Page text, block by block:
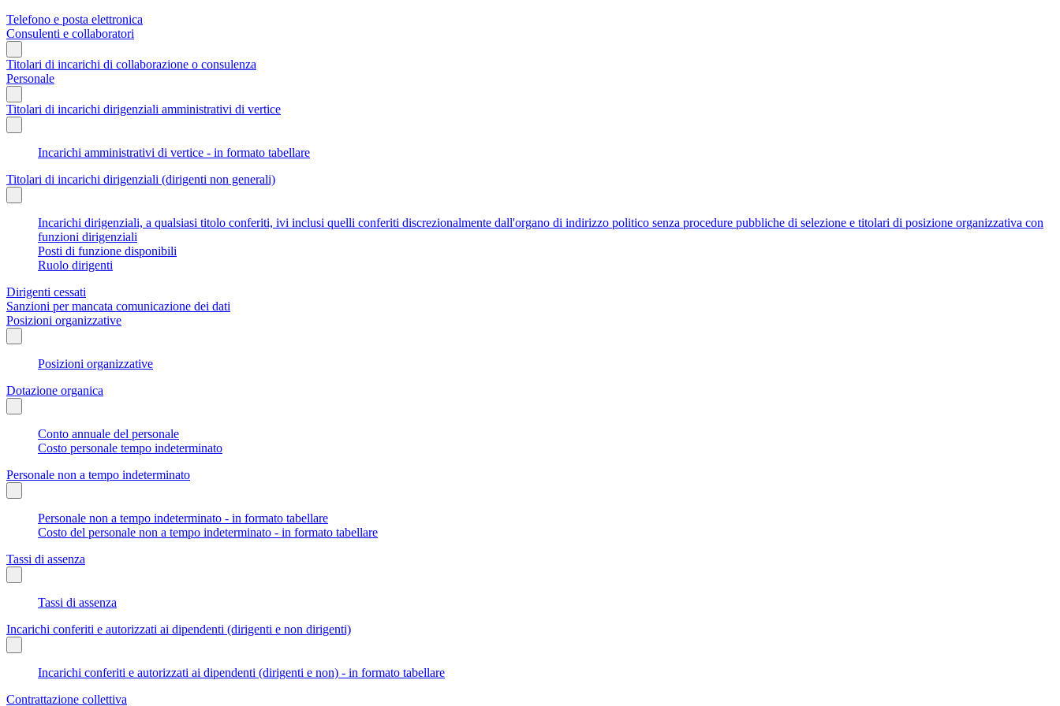
Telefono e posta elettronica
Consulenti e collaboratori
Titolari di incarichi di collaborazione o consulenza
Personale
Titolari di incarichi dirigenziali amministrativi di vertice
Incarichi amministrativi di vertice - in formato tabellare
Titolari di incarichi dirigenziali (dirigenti non generali)
Incarichi dirigenziali, a qualsiasi titolo conferiti, ivi inclusi quelli conferiti discrezionalmente dall'organo di indirizzo politico senza procedure pubbliche di selezione e titolari di posizione organizzativa con
funzioni dirigenziali
Posti di funzione disponibili
Ruolo dirigenti
Dirigenti cessati
Sanzioni per mancata comunicazione dei dati
Posizioni organizzative
Posizioni organizzative
Dotazione organica
Conto annuale del personale
Costo personale tempo indeterminato
Personale non a tempo indeterminato
Personale non a tempo indeterminato - in formato tabellare
Costo del personale non a tempo indeterminato - in formato tabellare
Tassi di assenza
Tassi di assenza
Incarichi conferiti e autorizzati ai dipendenti (dirigenti e non dirigenti)
Incarichi conferiti e autorizzati ai dipendenti (dirigenti e non) - in formato tabellare
Contrattazione collettiva